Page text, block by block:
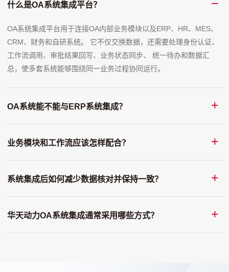
什么是OA系统集成平台？
OA系统集成平台用于连接OA内部业务模块以及ERP、HR、MES、
CRM、财务和自研系统。 它不仅交换数据，还需要处理身份认证、
工作流调用、审批结果回写、业务状态同步、 统一待办和数据汇
总，使多套系统能够围绕同一业务过程协同运行。
OA系统能不能与ERP系统集成？
业务模块和工作流应该怎样配合？
系统集成后如何减少数据核对并保持一致？
华天动力OA系统集成通常采用哪些方式？